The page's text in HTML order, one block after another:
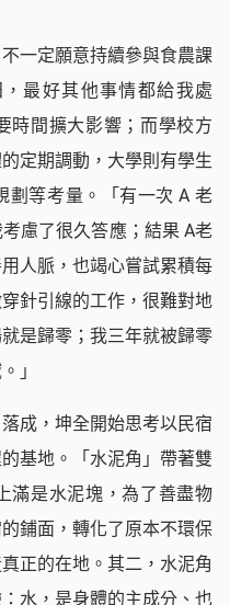
一定願意持續參與食農課
最好其他事情都給我處
時間擴大影響；而學校方
定期調動，大學則有學生
劃等考量。「有一次 A 老
慮了很久答應；結果 A老
人脈，也竭心嘗試累積每
針引線的工作，很難對地
是歸零；我三年就被歸零
」
成，坤全開始思考以民宿
基地。「水泥角」帶著雙
滿是水泥塊，為了善盡物
鋪面，轉化了原本不環保
正的在地。其二，水泥角
水，是身體的主成分、也